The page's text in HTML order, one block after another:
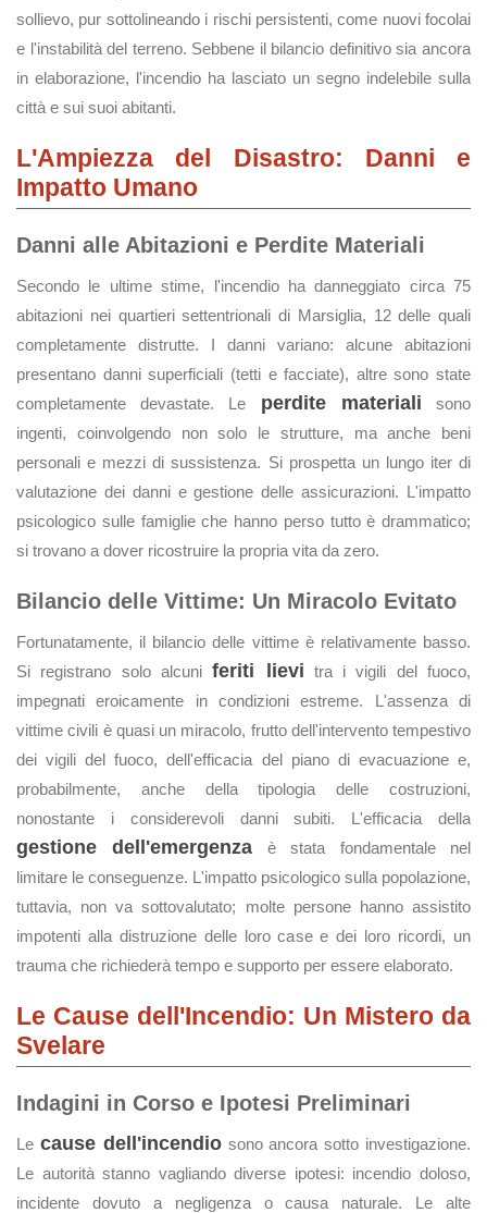
sollievo, pur sottolineando i rischi persistenti, come nuovi focolai
e l'instabilità del terreno. Sebbene il bilancio definitivo sia ancora
in elaborazione, l'incendio ha lasciato un segno indelebile sulla
città e sui suoi abitanti.
L'Ampiezza del Disastro: Danni e
Impatto Umano
Danni alle Abitazioni e Perdite Materiali
Secondo le ultime stime, l'incendio ha danneggiato circa 75
abitazioni nei quartieri settentrionali di Marsiglia, 12 delle quali
completamente distrutte. I danni variano: alcune abitazioni
presentano danni superficiali (tetti e facciate), altre sono state
completamente devastate. Le perdite materiali sono
ingenti, coinvolgendo non solo le strutture, ma anche beni
personali e mezzi di sussistenza. Si prospetta un lungo iter di
valutazione dei danni e gestione delle assicurazioni. L'impatto
psicologico sulle famiglie che hanno perso tutto è drammatico;
si trovano a dover ricostruire la propria vita da zero.
Bilancio delle Vittime: Un Miracolo Evitato
Fortunatamente, il bilancio delle vittime è relativamente basso.
Si registrano solo alcuniferiti lievi tra i vigili del fuoco,
impegnati eroicamente in condizioni estreme. L'assenza di
vittime civili è quasi un miracolo, frutto dell'intervento tempestivo
dei vigili del fuoco, dell'efficacia del piano di evacuazione e,
probabilmente, anche della tipologia delle costruzioni,
nonostante i considerevoli danni subiti. L'efficacia della
gestione dell'emergenza è stata fondamentale nel
limitare le conseguenze. L'impatto psicologico sulla popolazione,
tuttavia, non va sottovalutato; molte persone hanno assistito
impotenti alla distruzione delle loro case e dei loro ricordi, un
trauma che richiederà tempo e supporto per essere elaborato.
Le Cause dell'Incendio: Un Mistero da
Svelare
Indagini in Corso e Ipotesi Preliminari
Le cause dell'incendiosono ancora sotto investigazione.
Le autorità stanno vagliando diverse ipotesi: incendio doloso,
incidente dovuto a negligenza o causa naturale. Le alte